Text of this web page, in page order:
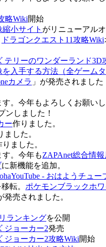
略Wiki開始
小サイト がリニューアルオ
ドラゴンクエスト11攻略Wiki
テリーのワンダーランド3D
入手する方法（全ゲームタ
カメラ 」が発売されました
。今年もよろしくお願いし
ンしました！
ー作りました。
ました。
りました。
。今年もZAPAnet総合情報
に新機能を追加。
ohaYouTube - おはようチュー
転。 ポケモンブラックホ
発売されました。
ランキングを公開
ジョーカー2発売
ジョーカー2攻略Wiki開始